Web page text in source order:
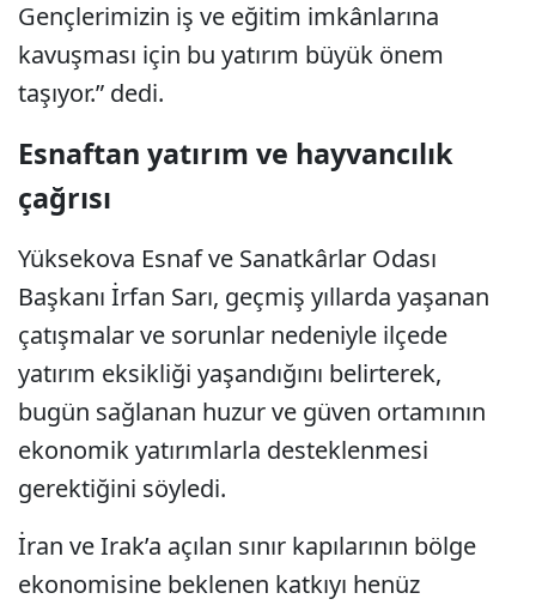
Gençlerimizin iş ve eğitim imkânlarına
kavuşması için bu yatırım büyük önem
taşıyor.” dedi.
Esnaftan yatırım ve hayvancılık
çağrısı
Yüksekova Esnaf ve Sanatkârlar Odası
Başkanı İrfan Sarı, geçmiş yıllarda yaşanan
çatışmalar ve sorunlar nedeniyle ilçede
yatırım eksikliği yaşandığını belirterek,
bugün sağlanan huzur ve güven ortamının
ekonomik yatırımlarla desteklenmesi
gerektiğini söyledi.
İran ve Irak’a açılan sınır kapılarının bölge
ekonomisine beklenen katkıyı henüz